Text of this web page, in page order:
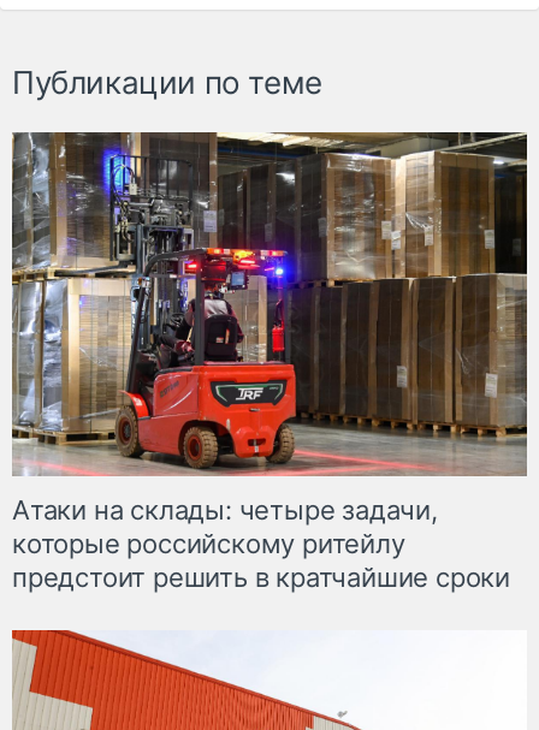
Публикации по теме
Атаки на склады: четыре задачи,
которые российскому ритейлу
предстоит решить в кратчайшие сроки